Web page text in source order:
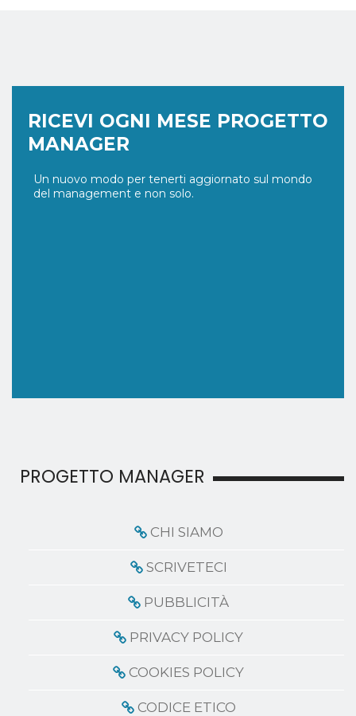
RICEVI OGNI MESE PROGETTO
MANAGER
Un nuovo modo per tenerti aggiornato sul mondo
del management e non solo.
PROGETTO MANAGER
CHI SIAMO
SCRIVETECI
PUBBLICITÀ
PRIVACY POLICY
COOKIES POLICY
CODICE ETICO